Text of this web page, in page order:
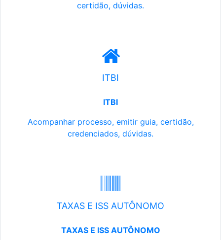
certidão, dúvidas.
ITBI
ITBI
Acompanhar processo, emitir guia, certidão,
credenciados, dúvidas.
TAXAS E ISS AUTÔNOMO
TAXAS E ISS AUTÔNOMO